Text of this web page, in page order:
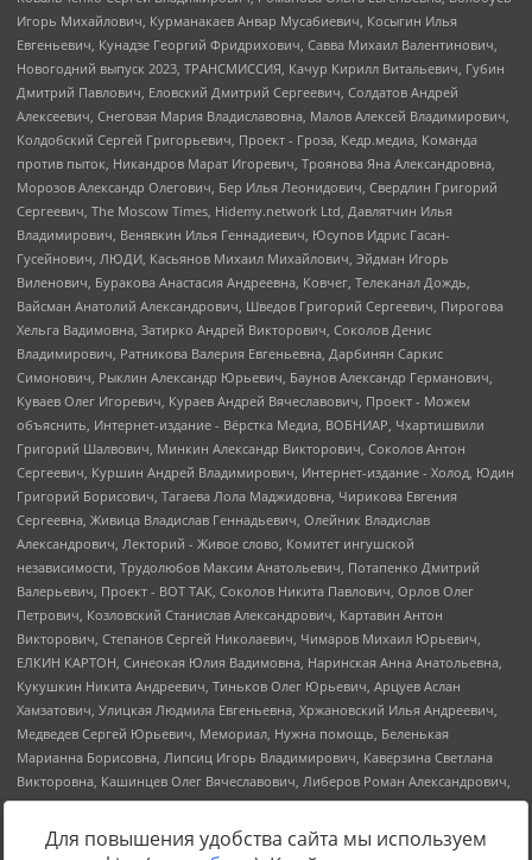
Для повышения удобства сайта мы используем